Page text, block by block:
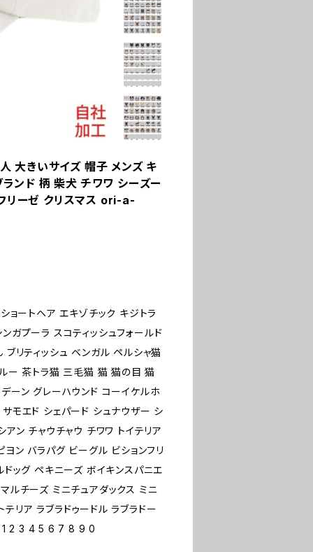
大きいサイズ 帽子 メンズ キ
ンド 柄 柴犬 チワワ シーズー
リーゼ クリスマス ori-a-
ョートヘア エキゾチック キジトラ
ガプーラ スコティッシュフォールド
ブリティッシュ ベンガル ペルシャ猫
ルー 茶トラ猫 三毛猫 猫 猫の目 猫
ーン グレーハウンド コーイケルホ
モエド シェパード シュナウザー シ
ン チャウチャウ チワワ トイテリア
ン バラパグ ビーグル ビションフリ
ドッグ ペキニーズ ボイキンスパニエ
ルチーズ ミニチュアダックス ミニ
リア ラブラドゥードル ラブラドー
1 2 3 4 5 6 7 8 9 0